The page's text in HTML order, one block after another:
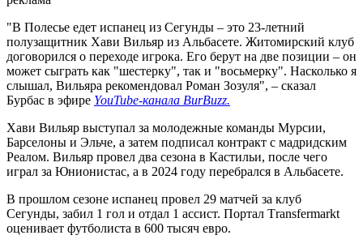
"В Полесье едет испанец из Сегунды – это 23-летний
полузащитник Хави Вильяр из Альбасете. Житомирский клуб
договорился о переходе игрока. Его берут на две позиции – он
может сыграть как "шестерку", так и "восьмерку". Насколько я
слышал, Вильяра рекомендовал Роман Зозуля", – сказал
Бурбас в эфире YouTube-канала BurBuzz.
Хави Вильяр выступал за молодежные команды Мурсии,
Барселоны и Эльче, а затем подписал контракт с мадридским
Реалом. Вильяр провел два сезона в Кастильи, после чего
играл за Юнионистас, а в 2024 году перебрался в Альбасете.
В прошлом сезоне испанец провел 29 матчей за клуб
Сегунды, забил 1 гол и отдал 1 ассист. Портал Тransfermarkt
оценивает футболиста в 600 тысяч евро.